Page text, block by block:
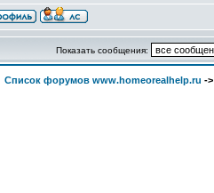
Показать сообщения:
Список форумов www.homeorealhelp.ru -